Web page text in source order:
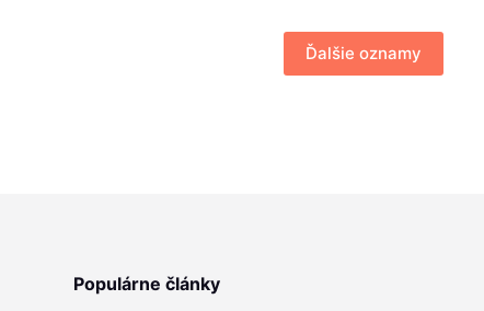
Ďalšie oznamy
Populárne články